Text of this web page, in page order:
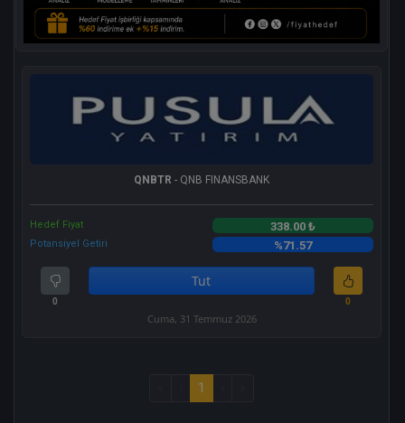
QNBTR - QNB FINANSBANK
Hedef Fiyat 338.00 ₺
Potansiyel Getiri %71.57
0
Tut
0
Cuma, 31 Temmuz 2026
1